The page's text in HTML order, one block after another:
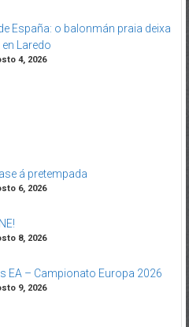
España: o balonmán praia deixa
Laredo
4, 2026
á pretempada
6, 2026
8, 2026
EA – Campionato Europa 2026
9, 2026